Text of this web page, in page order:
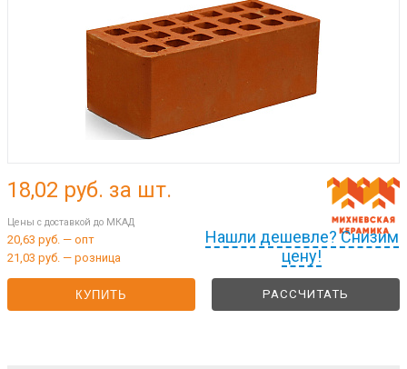
Нашли дешевле? Снизим
цену!
18,02 руб. за шт.
Цены с доставкой до МКАД
20,63 руб. — опт
21,03 руб. — розница
КУПИТЬ РАССЧИТАТЬ